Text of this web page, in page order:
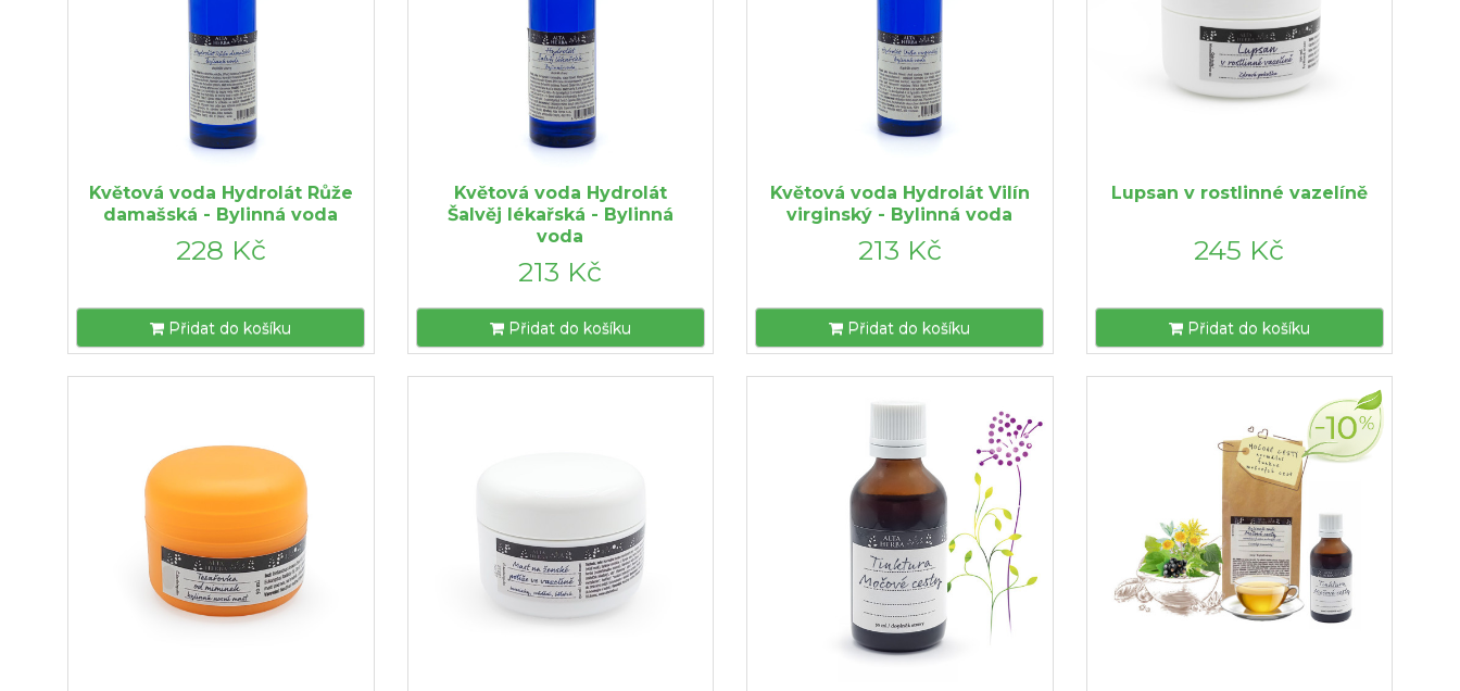
Květová voda Hydrolát Růže
damašská - Bylinná voda
228 Kč
Přidat do košíku
Květová voda Hydrolát
Šalvěj lékařská - Bylinná
voda
213 Kč
Přidat do košíku
Květová voda Hydrolát Vilín
virginský - Bylinná voda
213 Kč
Přidat do košíku
Lupsan v rostlinné vazelíně
245 Kč
Přidat do košíku